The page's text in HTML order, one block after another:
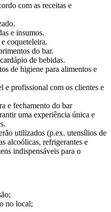
com as receitas e
e insumos.
coqueteleira.
do bar.
de bebidas.
de higiene para alimentos e
e profissional com os clientes e
e fechamento do bar
uma experiência única e
utilizados (p.ex. utensílios de
alcoólicas, refrigerantes e
indispensáveis para o
no local;